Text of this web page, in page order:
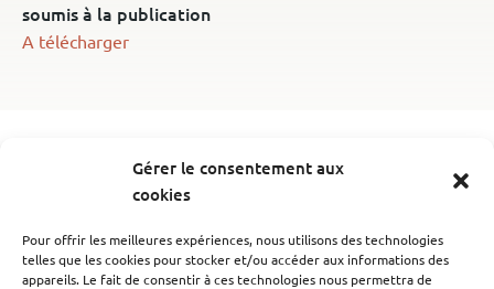
Gérer le consentement aux
cookies
Pour offrir les meilleures expériences, nous utilisons des technologies
telles que les cookies pour stocker et/ou accéder aux informations des
appareils. Le fait de consentir à ces technologies nous permettra de
soumis à la publication
A télécharger
Politique des cookies
Plan du siteTraitement des données personnelles
© 2024 - Propulsé par Utopia